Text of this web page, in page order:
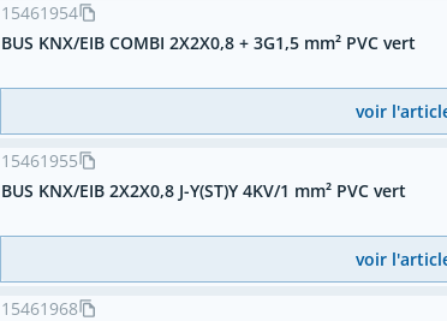
15461954
BUS KNX/EIB COMBI 2X2X0,8 + 3G1,5 mm² PVC vert
voir
15461955
BUS KNX/EIB 2X2X0,8 J-Y(ST)Y 4KV/1 mm² PVC vert
voir
15461968